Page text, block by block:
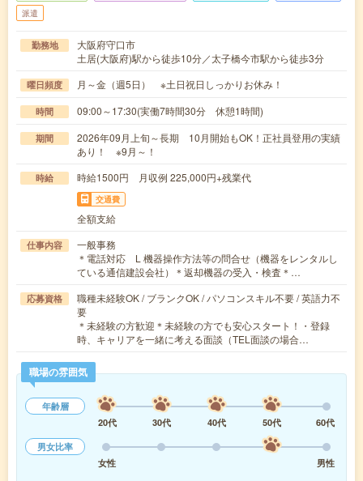
派遣
勤務地
大阪府守口市
土居(大阪府)駅から徒歩10分／太子橋今市駅から徒歩3分
曜日頻度 月～金（週5日） ※土日祝日しっかりお休み！
時間 09:00～17:30(実働7時間30分 休憩1時間)
期間
2026年09月上旬～長期 10月開始もOK！正社員登用の実績
あり！ ※9月～！
時給 時給1500円 月収例 225,000円+残業代
交通費
全額支給
仕事内容
一般事務
＊電話対応 L 機器操作方法等の問合せ（機器をレンタルし
ている通信建設会社）＊返却機器の受入・検査＊…
応募資格
職種未経験OK / ブランクOK / パソコンスキル不要 / 英語力不
要
＊未経験の方歓迎＊未経験の方でも安心スタート！・登録
時、キャリアを一緒に考える面談（TEL面談の場合…
職場の雰囲気
年齢層
20代
30代 40代 50代
60代
男女比率
女性
男性